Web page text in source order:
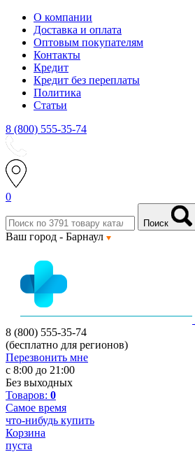
О компании
Доставка и оплата
Оптовым покупателям
Контакты
Кредит
Кредит без переплаты
Политика
Статьи
8 (800) 555-35-74
0
Поиск
Ваш город - Барнаул
8 (800) 555-35-74
(бесплатно для регионов)
Перезвонить мне
с 8:00 до 21:00
Без выходных
Товаров: 0
Самое время
что-нибудь купить
Корзина
пуста